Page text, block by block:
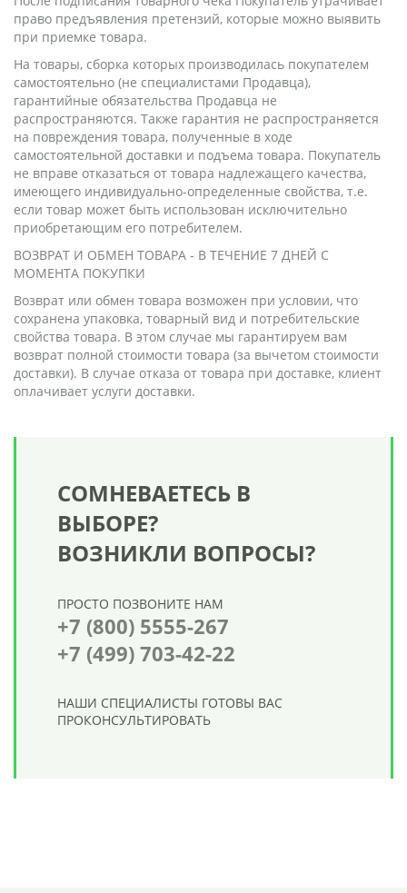
право предъявления претензий, которые можно выявить
при приемке товара.
На товары, сборка которых производилась покупателем
самостоятельно (не специалистами Продавца),
гарантийные обязательства Продавца не
распространяются. Также гарантия не распространяется
на повреждения товара, полученные в ходе
самостоятельной доставки и подъема товара. Покупатель
не вправе отказаться от товара надлежащего качества,
имеющего индивидуально-определенные свойства, т.е.
если товар может быть использован исключительно
приобретающим его потребителем.
ВОЗВРАТ И ОБМЕН ТОВАРА - В ТЕЧЕНИЕ 7 ДНЕЙ С
МОМЕНТА ПОКУПКИ
Возврат или обмен товара возможен при условии, что
сохранена упаковка, товарный вид и потребительские
свойства товара. В этом случае мы гарантируем вам
возврат полной стоимости товара (за вычетом стоимости
доставки). В случае отказа от товара при доставке, клиент
оплачивает услуги доставки.
СОМНЕВАЕТЕСЬ В
ВЫБОРЕ?
ВОЗНИКЛИ ВОПРОСЫ?
ПРОСТО ПОЗВОНИТЕ НАМ
+7 (800) 5555-267
+7 (499) 703-42-22
НАШИ СПЕЦИАЛИСТЫ ГОТОВЫ ВАС
ПРОКОНСУЛЬТИРОВАТЬ